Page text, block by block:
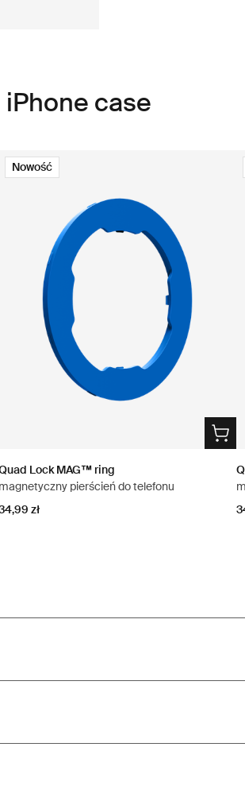
case
Nowość
Lock MAG™ ring
magnetyczny pierścień do telefonu
zł